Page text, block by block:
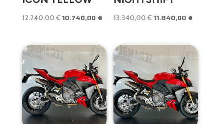
12.240,00€ El
original
era:
12.240,00 €.
10.740,00 €El
actual
es:
10.740,00 €.
13.340,00€ El
original
era:
13.340,00 €.
11.840,00 €El
es: